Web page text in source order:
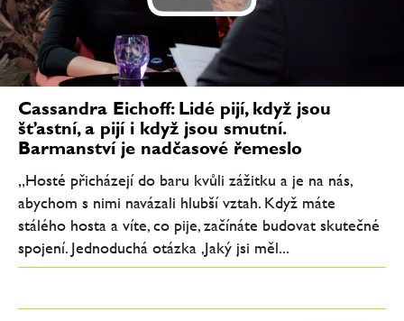
Cassandra Eichoff: Lidé pijí, když jsou
šťastní, a pijí i když jsou smutní.
Barmanství je nadčasové řemeslo
„Hosté přicházejí do baru kvůli zážitku a je na nás,
abychom s nimi navázali hlubší vztah. Když máte
stálého hosta a víte, co pije, začínáte budovat skutečné
spojení. Jednoduchá otázka ‚Jaký jsi měl...